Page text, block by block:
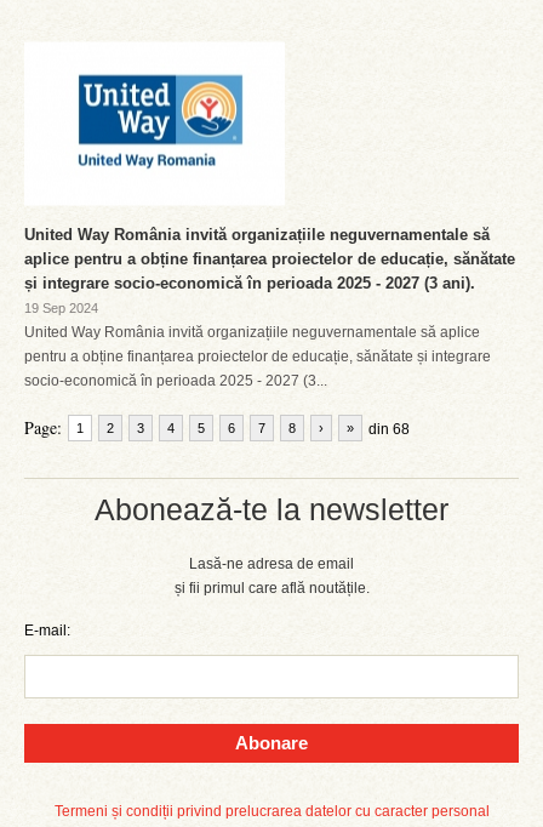
Abonează-te la newsletter
Lasă-ne adresa de email
și fii primul care află noutățile.
E-mail:
Abonare
Termeni și condiții privind prelucrarea datelor cu caracter personal
United Way România invită organizațiile neguvernamentale să
aplice pentru a obține finanțarea proiectelor de educație, sănătate
și integrare socio-economică în perioada 2025 - 2027 (3 ani).
19 Sep 2024
United Way România invită organizațiile neguvernamentale să aplice
pentru a obține finanțarea proiectelor de educație, sănătate și integrare
socio-economică în perioada 2025 - 2027 (3...
Page: 1 2 3 4 5 6 7 8 din 68
› »